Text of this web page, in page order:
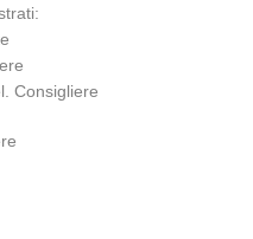
Consigliere